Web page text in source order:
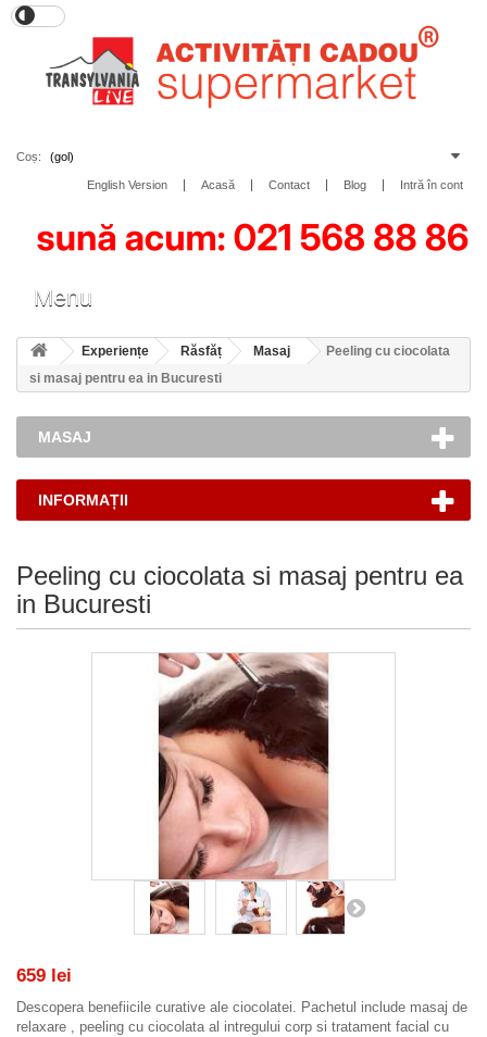
Coș: (gol)
Intră în cont
Blog
Contact
Acasă
English Version
Menu
Experiențe Răsfăț Masaj
Peeling cu ciocolata
si masaj pentru ea in Bucuresti
MASAJ
INFORMAȚII
Peeling cu ciocolata si masaj pentru ea
in Bucuresti
659 lei
Descopera benefiicile curative ale ciocolatei. Pachetul include masaj de
relaxare , peeling cu ciocolata al intregului corp si tratament facial cu